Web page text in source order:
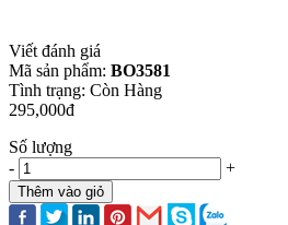
Viết đánh giá
Mã sản phẩm: BO3581
Tình trạng: Còn Hàng
295,000đ
Số lượng
-
+
Thêm vào giỏ